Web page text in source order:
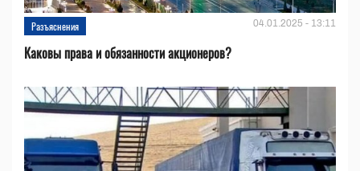
Разъяснения 04.01.2025 - 13:11
Каковы права и обязанности акционеров?